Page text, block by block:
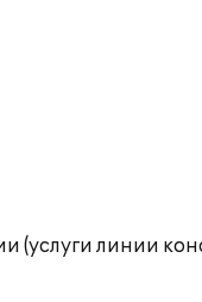
(услуги линии